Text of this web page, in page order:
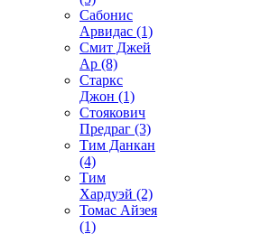
Сабонис
Арвидас (1)
Смит Джей
Ар (8)
Старкс
Джон (1)
Стоякович
Предраг (3)
Тим Данкан
(4)
Тим
Хардуэй (2)
Томас Айзея
(1)